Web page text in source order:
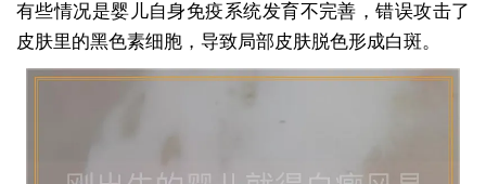
有些情况是婴儿自身免疫系统发育不完善，错误攻击了
皮肤里的黑色素细胞，导致局部皮肤脱色形成白斑。